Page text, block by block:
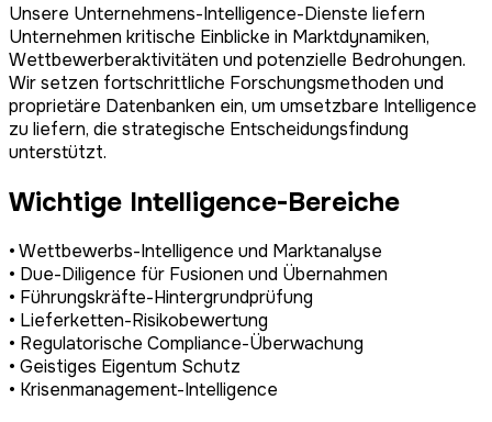
Unsere Unternehmens-Intelligence-Dienste liefern
Unternehmen kritische Einblicke in Marktdynamiken,
Wettbewerberaktivitäten und potenzielle Bedrohungen.
Wir setzen fortschrittliche Forschungsmethoden und
proprietäre Datenbanken ein, um umsetzbare Intelligence
zu liefern, die strategische Entscheidungsfindung
unterstützt.
Wichtige Intelligence-Bereiche
• Wettbewerbs-Intelligence und Marktanalyse
• Due-Diligence für Fusionen und Übernahmen
• Führungskräfte-Hintergrundprüfung
• Lieferketten-Risikobewertung
• Regulatorische Compliance-Überwachung
• Geistiges Eigentum Schutz
• Krisenmanagement-Intelligence